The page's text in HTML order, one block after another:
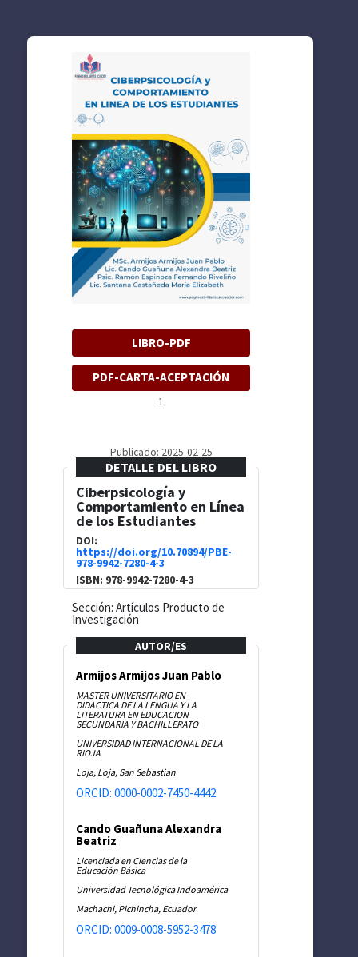
LIBRO-PDF
PDF-CARTA-ACEPTACIÓN
1
Publicado: 2025-02-25
DETALLE DEL LIBRO
Ciberpsicología y
Comportamiento en Línea
de los Estudiantes
DOI:
https://doi.org/10.70894/PBE-
978-9942-7280-4-3
ISBN: 978-9942-7280-4-3
Sección: Artículos Producto de
Investigación
AUTOR/ES
Armijos Armijos Juan Pablo
MASTER UNIVERSITARIO EN
DIDACTICA DE LA LENGUA Y LA
LITERATURA EN EDUCACION
SECUNDARIA Y BACHILLERATO
UNIVERSIDAD INTERNACIONAL DE LA
RIOJA
Loja, Loja, San Sebastian
ORCID: 0000-0002-7450-4442
Cando Guañuna Alexandra
Beatriz
Licenciada en Ciencias de la
Educación Básica
Universidad Tecnológica Indoamérica
Machachi, Pichincha, Ecuador
ORCID: 0009-0008-5952-3478